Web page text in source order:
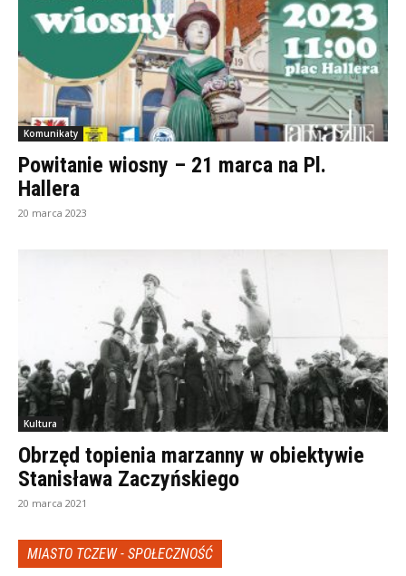
Komunikaty
Powitanie wiosny – 21 marca na Pl.
Hallera
20 marca 2023
Kultura
Obrzęd topienia marzanny w obiektywie
Stanisława Zaczyńskiego
20 marca 2021
MIASTO TCZEW - SPOŁECZNOŚĆ